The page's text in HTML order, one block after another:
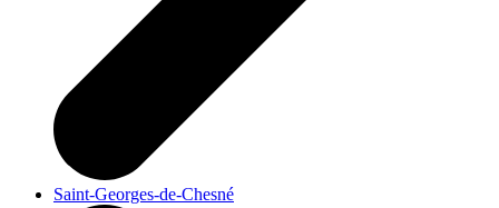
Saint-Georges-de-Chesné